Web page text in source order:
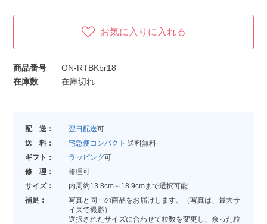
お気に入りに入れる
商品番号
ON-RTBKbr18
在庫数
在庫切れ
配 送： 翌日配送可
送 料：
宅急便コンパクト 送料無料
ギフト：
ラッピング可
修 理：
修理可
サイズ：
内周約13.8cm～18.9cmまで選択可能
補足：
写真と同一の商品をお届けします。（写真は、最大サ
イズで撮影）
選択されたサイズに合わせて粒数を変更し、余った粒